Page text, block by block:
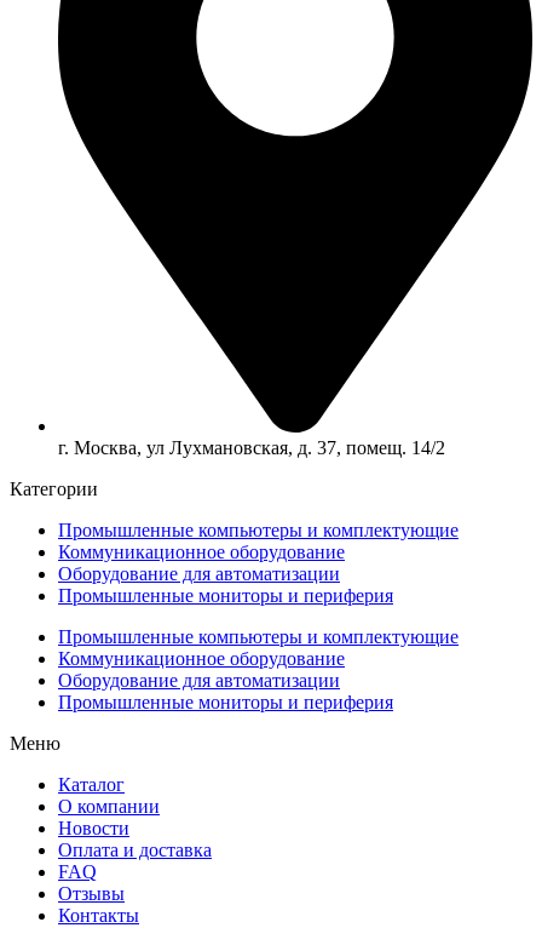
г. Москва, ул Лухмановская, д. 37, помещ. 14/2
Категории
Промышленные компьютеры и комплектующие
Коммуникационное оборудование
Оборудование для автоматизации
Промышленные мониторы и периферия
Промышленные компьютеры и комплектующие
Коммуникационное оборудование
Оборудование для автоматизации
Промышленные мониторы и периферия
Меню
Каталог
О компании
Новости
Оплата и доставка
FAQ
Отзывы
Контакты